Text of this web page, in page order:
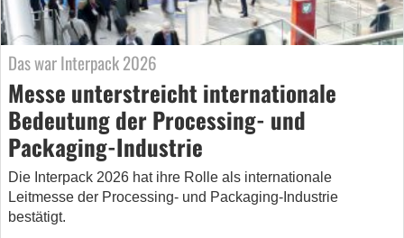
Das war Interpack 2026
Messe unterstreicht internationale
Bedeutung der Processing- und
Packaging-Industrie
Die Interpack 2026 hat ihre Rolle als internationale
Leitmesse der Processing- und Packaging-Industrie
bestätigt.